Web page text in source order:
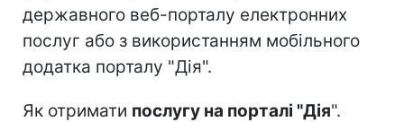
державного веб-порталу електронних
послуг або з використанням мобільного
додатка порталу "Дія".
Як отримати послугу на порталі "Дія".